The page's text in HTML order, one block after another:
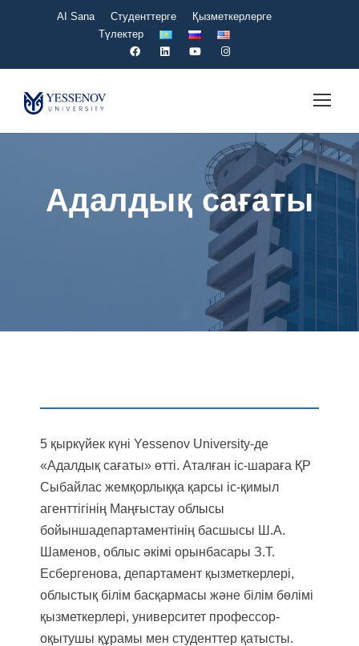
AI Sana Студенттерге
Қызметкерлерге
Түлектер
Адалдық сағаты
5 қыркүйек күні Yessenov University-де
«Адалдық сағаты» өтті. Аталған іс-шараға ҚР
Сыбайлас жемқорлыққа қарсы іс-қимыл
агенттігінің Маңғыстау облысы
бойыншадепартаментінің басшысы Ш.А.
Шаменов, облыс әкімі орынбасары З.Т.
Есбергенова, департамент қызметкерлері,
облыстық білім басқармасы және білім бөлімі
қызметкерлері, университет профессор-
оқытушы құрамы мен студенттер қатысты.